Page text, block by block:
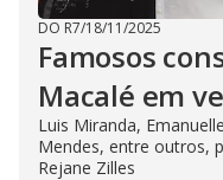
DO R7/18/11/2025
Famosos
Macalé em
Luis Miranda,
Mendes, entre outros,
Rejane Zilles